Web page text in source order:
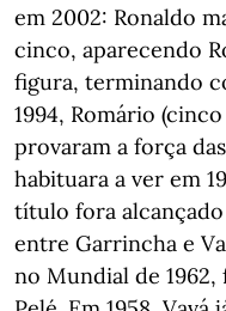
em 2002: Ronaldo
cinco, aparecendo
figura, terminando
1994, Romário
provaram a força
habituara a ver em
título fora
entre Garrincha e
no Mundial de 1962,